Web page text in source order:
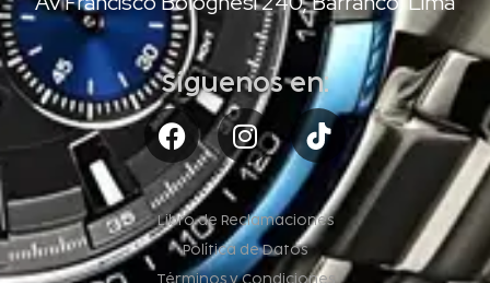
Síguenos en:
Libro de Reclamaciones
Política de Datos
Términos y Condiciones